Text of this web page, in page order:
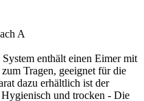
A
enthält einen Eimer mit
Tragen, geeignet für die
dazu erhältlich ist der
und trocken - Die